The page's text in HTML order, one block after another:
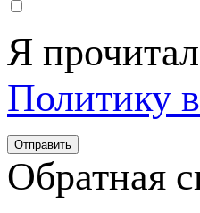
Я
Политику
Обратная